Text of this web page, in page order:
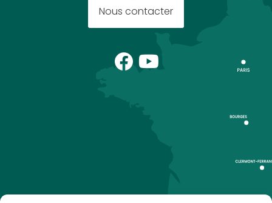
Nous contacter